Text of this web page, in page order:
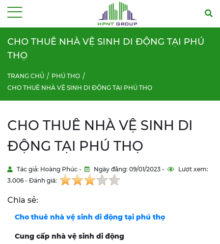
CHO THUÊ NHÀ VỆ SINH DI ĐỘNG TẠI PHÚ
THỌ
TRANG CHỦ
PHÚ THỌ
CHO THUÊ NHÀ VỆ SINH DI ĐỘNG TẠI PHÚ THỌ
CHO THUÊ NHÀ VỆ SINH DI
ĐỘNG TẠI PHÚ THỌ
Tác giả: Hoàng Phúc - Ngày đăng: 09/01/2023 -
Lượt xem:
3.006 - Đánh giá:
Chia sẻ:
Cho thuê nhà vệ sinh di động tại phú thọ
Cung cấp nhà vệ sinh di động